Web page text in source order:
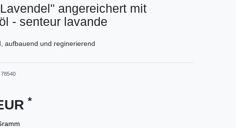
angereichert mit
- senteur lavande
aufbauend und reginerierend
78540
*